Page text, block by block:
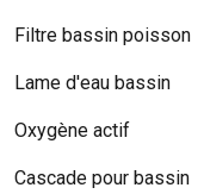
Filtre bassin poisson
Lame d'eau bassin
Oxygène actif
Cascade pour bassin